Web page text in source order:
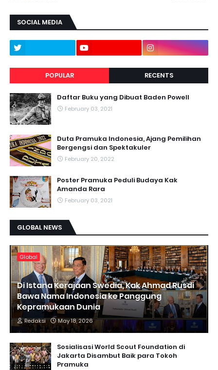
SOCIAL MEDIA
POPULAR RECENTS
Daftar Buku yang Dibuat Baden Powell
February 03, 2021
Duta Pramuka Indonesia, Ajang Pemilihan
Bergengsi dan Spektakuler
February 20, 2022
Poster Pramuka Peduli Budaya Kak
Amanda Rara
February 03, 2021
GLOBAL NEWS
Global
Di Istana Kerajaan Swedia, Kak Ahmad Rusdi
Bawa Nama Indonesia ke Panggung
Kepramukaan Dunia
Redaksi May 18, 2026
Sosialisasi World Scout Foundation di
Jakarta Disambut Baik para Tokoh
Pramuka